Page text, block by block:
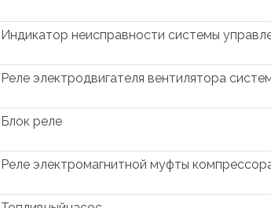
Индикатор неисправности системы
Реле электродвигателя вентилятора
Блок реле
Реле электромагнитной муфты